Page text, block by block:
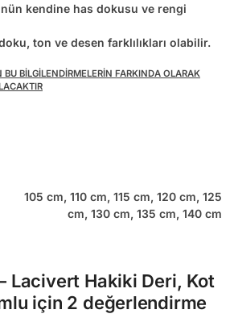
kendine has dokusu ve rengi
ton ve desen farklılıkları olabilir.
BU BİLGİLENDİRMELERİN FARKINDA OLARAK
105 cm, 110 cm, 115 cm, 120 cm, 125
cm, 130 cm, 135 cm, 140 cm
Lacivert Hakiki Deri, Kot
için 2 değerlendirme